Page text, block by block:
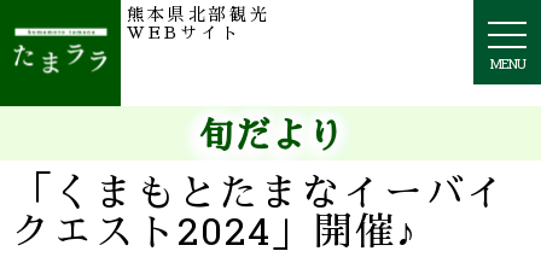
MENU
熊本県北部観光
WEBサイト
旬だより
「くまもとたまなイーバイ
クエスト2024」開催♪